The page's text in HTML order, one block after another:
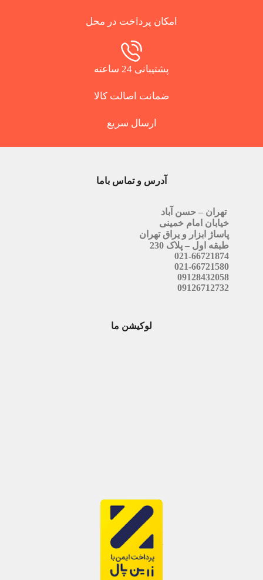
امکان پرداخت در محل
پشتیبانی 24 ساعته
ضمانت اصالت کالا
ارسال سریع
آدرس و تماس باما
تهران – حسن آباد
خیابان امام خمینی
پاساژ ابزار و یراق تهران
طبقه اول – پلاک 230
021-66721874
021-66721580
09128432058
09126712732
لوکیشن ما